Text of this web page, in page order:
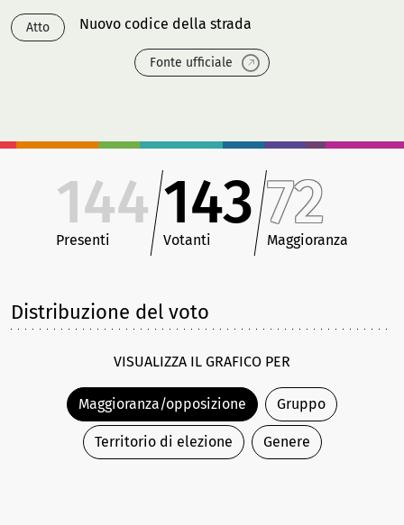
Atto Nuovo codice della strada
Fonte ufficiale
144
Presenti
143
Votanti
72
Maggioranza
Distribuzione del voto
VISUALIZZA IL GRAFICO PER
Maggioranza/opposizione Gruppo
Territorio di elezione Genere